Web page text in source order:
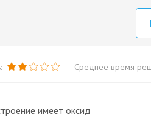
Среднее время
имеет оксид